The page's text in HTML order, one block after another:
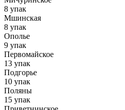
8 упак
Мшинская
8 упак
Ополье
9 упак
Первомайское
13 упак
Подгорье
10 упак
Поляны
15 упак